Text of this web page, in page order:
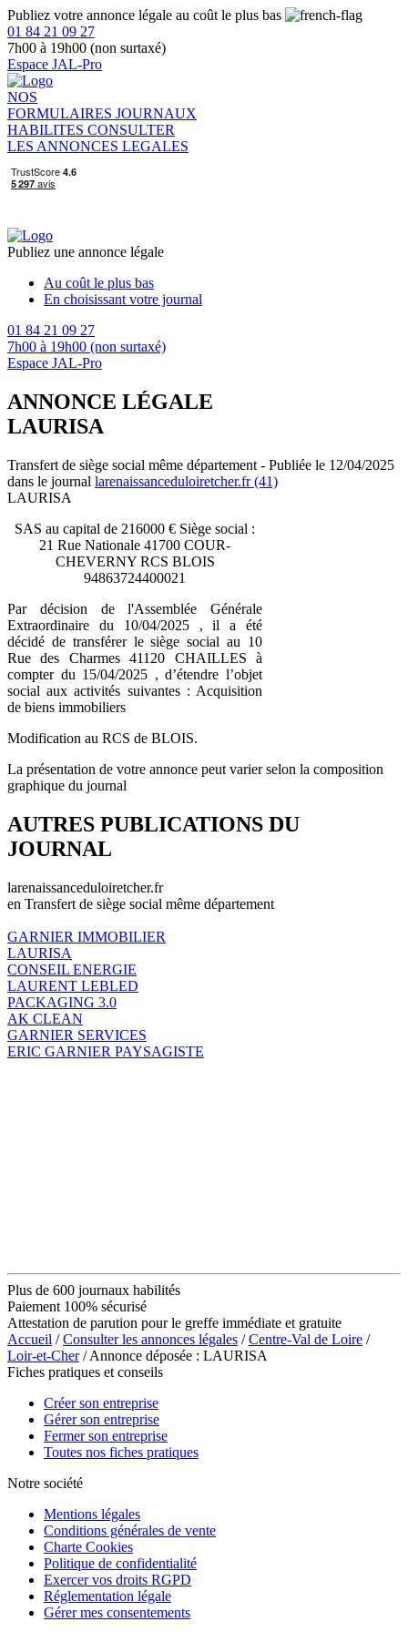
Publiez votre annonce légale au coût le plus bas
01 84 21 09 27
7h00 à 19h00 (non surtaxé)
Espace JAL-Pro
NOS
FORMULAIRES JOURNAUX
HABILITES CONSULTER
LES ANNONCES LEGALES
Publiez une annonce légale
Au coût le plus bas
En choisissant votre journal
01 84 21 09 27
7h00 à 19h00 (non surtaxé)
Espace JAL-Pro
ANNONCE LÉGALE
LAURISA
Transfert de siège social même département - Publiée le 12/04/2025
dans le journal larenaissanceduloiretcher.fr (41)
LAURISA
SAS au capital de 216000 € Siège social :
21 Rue Nationale 41700 COUR-
CHEVERNY RCS BLOIS
94863724400021
Par décision de l'Assemblée Générale
Extraordinaire du 10/04/2025 , il a été
décidé de transférer le siège social au 10
Rue des Charmes 41120 CHAILLES à
compter du 15/04/2025 , d’étendre l’objet
social aux activités suivantes : Acquisition
de biens immobiliers
Modification au RCS de BLOIS.
La présentation de votre annonce peut varier selon la composition
graphique du journal
AUTRES PUBLICATIONS DU
JOURNAL
larenaissanceduloiretcher.fr
en Transfert de siège social même département
GARNIER IMMOBILIER
LAURISA
CONSEIL ENERGIE
LAURENT LEBLED
PACKAGING 3.0
AK CLEAN
GARNIER SERVICES
ERIC GARNIER PAYSAGISTE
Plus de 600 journaux habilités
Paiement 100% sécurisé
Attestation de parution pour le greffe immédiate et gratuite
Accueil /Consulter les annonces légales /Centre-Val de Loire /
Loir-et-Cher/ Annonce déposée : LAURISA
Fiches pratiques et conseils
Créer son entreprise
Gérer son entreprise
Fermer son entreprise
Toutes nos fiches pratiques
Notre société
Mentions légales
Conditions générales de vente
Charte Cookies
Politique de confidentialité
Exercer vos droits RGPD
Réglementation légale
Gérer mes consentements